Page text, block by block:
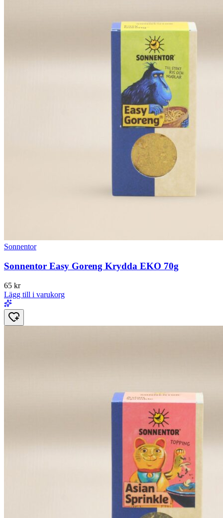
Sonnentor
Sonnentor Easy Goreng Krydda EKO 70g
65 kr
Lägg till i varukorg